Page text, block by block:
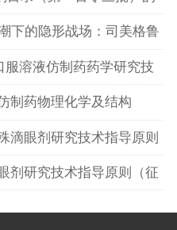
下的隐形战场：司美格鲁
胜关键
溶液仿制药药学研究技
制药物理化学及结构
则（征求意见稿）》
滴眼剂研究技术指导原则
剂研究技术指导原则（征